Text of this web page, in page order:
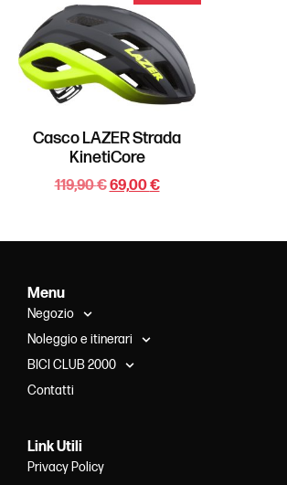
Casco LAZER Strada
KinetiCore
119,90€69,00€
Menu
Negozio
Noleggio e itinerari
BICI CLUB 2000
Contatti
Link Utili
Privacy Policy